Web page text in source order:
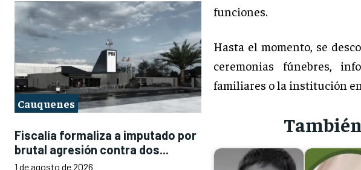
Cauquenes
Fiscalía formaliza a imputado por
brutal agresión contra dos...
1 de agosto de 2026
funciones.
Hasta el momento, se
ceremonias fúnebres,
familiares o la institución